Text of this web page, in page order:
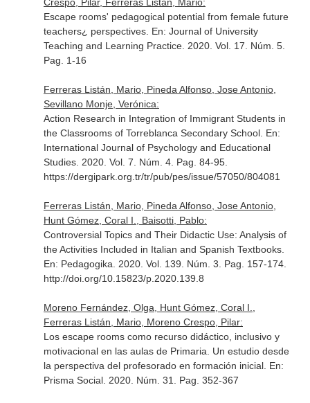
Escape rooms' pedagogical potential from female future
teachers¿ perspectives. En: Journal of University
Teaching and Learning Practice. 2020. Vol. 17. Núm. 5.
Pag. 1-16
Ferreras Listán, Mario, Pineda Alfonso, Jose Antonio,
Sevillano Monje, Verónica:
Action Research in Integration of Immigrant Students in
the Classrooms of Torreblanca Secondary School. En:
International Journal of Psychology and Educational
Studies. 2020. Vol. 7. Núm. 4. Pag. 84-95.
https://dergipark.org.tr/tr/pub/pes/issue/57050/804081
Ferreras Listán, Mario, Pineda Alfonso, Jose Antonio,
Hunt Gómez, Coral I., Baisotti, Pablo:
Controversial Topics and Their Didactic Use: Analysis of
the Activities Included in Italian and Spanish Textbooks.
En: Pedagogika . 2020. Vol. 139. Núm. 3. Pag. 157-174.
http://doi.org/10.15823/p.2020.139.8
Moreno Fernández, Olga, Hunt Gómez, Coral I.,
Ferreras Listán, Mario, Moreno Crespo, Pilar:
Los escape rooms como recurso didáctico, inclusivo y
motivacional en las aulas de Primaria. Un estudio desde
la perspectiva del profesorado en formación inicial. En:
Prisma Social. 2020. Núm. 31. Pag. 352-367